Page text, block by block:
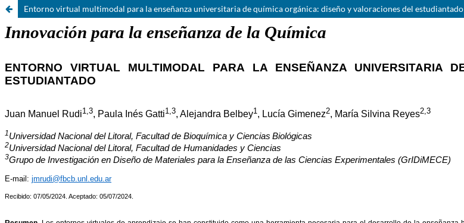
Entorno virtual multimodal para la enseñanza universitaria de química orgánica: diseño y valoraciones del estudiantado